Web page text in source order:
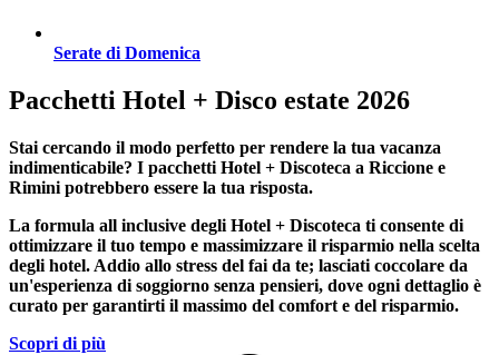
Serate di Domenica
Pacchetti Hotel + Disco estate 2026
Stai cercando il modo perfetto per rendere la tua vacanza
indimenticabile? I pacchetti Hotel + Discoteca a Riccione e
Rimini potrebbero essere la tua risposta.
La formula all inclusive degli Hotel + Discoteca ti consente di
ottimizzare il tuo tempo e massimizzare il risparmio nella scelta
degli hotel. Addio allo stress del fai da te; lasciati coccolare da
un'esperienza di soggiorno senza pensieri, dove ogni dettaglio è
curato per garantirti il massimo del comfort e del risparmio.
Scopri di più